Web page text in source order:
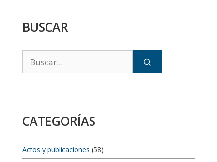
BUSCAR
CATEGORÍAS
Actos y publicaciones (58)